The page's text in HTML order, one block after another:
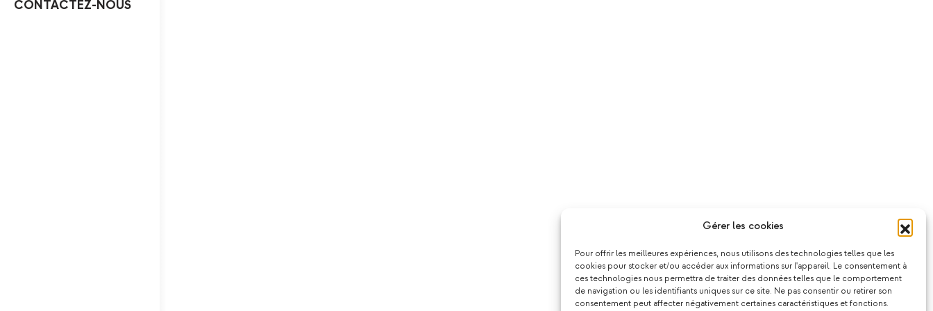
Gérer les cookies
Pour offrir les meilleures expériences, nous utilisons des technologies telles que les
cookies pour stocker et/ou accéder aux informations sur l'appareil. Le consentement à
ces technologies nous permettra de traiter des données telles que le comportement
de navigation ou les identifiants uniques sur ce site. Ne pas consentir ou retirer son
consentement peut affecter négativement certaines caractéristiques et fonctions.
CONTACTEZ-NOUS